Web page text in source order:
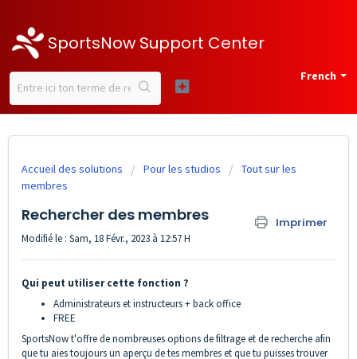
SportsNow Support Center
French
Accueil des solutions Pour les studios
Tout sur les
membres
Rechercher des membres Imprimer
Modifié le : Sam, 18 Févr., 2023 à 12:57 H
Qui peut utiliser cette fonction ?
Administrateurs et instructeurs + back office
FREE
SportsNow t'offre de nombreuses options de filtrage et de recherche afin
que tu aies toujours un aperçu de tes membres et que tu puisses trouver